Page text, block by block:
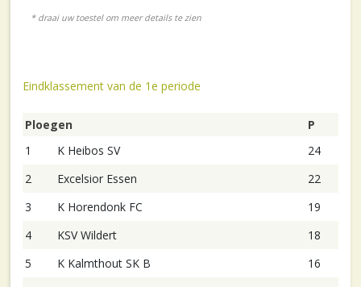
Eindklassement van de 1e periode
Ploegen
P
1
K Heibos SV
24
2
Excelsior Essen
22
3
K Horendonk FC
19
4
KSV Wildert
18
5
K Kalmthout SK B
16